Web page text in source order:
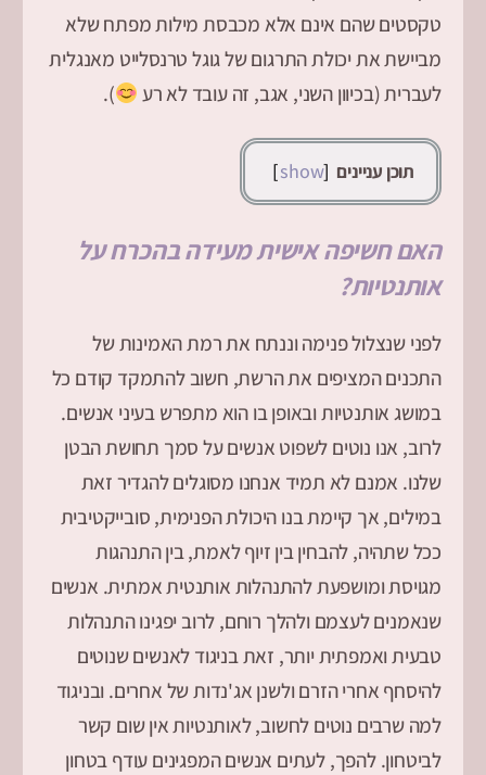
טקסטים שהם אינם אלא מכבסת מילות מפתח שלא
מביישת את יכולת התרגום של גוגל טרנסלייט מאנגלית
לעברית (בכיוון השני, אגב, זה עובד לא רע
).
תוכן עניינים show
האם חשיפה אישית מעידה בהכרח על
אותנטיות?
לפני שנצלול פנימה וננתח את רמת האמינות של
התכנים המציפים את הרשת, חשוב להתמקד קודם כל
במושג אותנטיות ובאופן בו הוא מתפרש בעיני אנשים.
לרוב, אנו נוטים לשפוט אנשים על סמך תחושת הבטן
שלנו. אמנם לא תמיד אנחנו מסוגלים להגדיר זאת
במילים, אך קיימת בנו היכולת הפנימית, סובייקטיבית
ככל שתהיה, להבחין בין זיוף לאמת, בין התנהגות
מגויסת ומושפעת להתנהלות אותנטית אמתית. אנשים
שנאמנים לעצמם ולהלך רוחם, לרוב יפגינו התנהלות
טבעית ואמפתית יותר, זאת בניגוד לאנשים שנוטים
להיסחף אחרי הזרם ולשנן אג'נדות של אחרים. ובניגוד
למה שרבים נוטים לחשוב, לאותנטיות אין שום קשר
לביטחון. להפך, לעתים אנשים המפגינים עודף בטחון